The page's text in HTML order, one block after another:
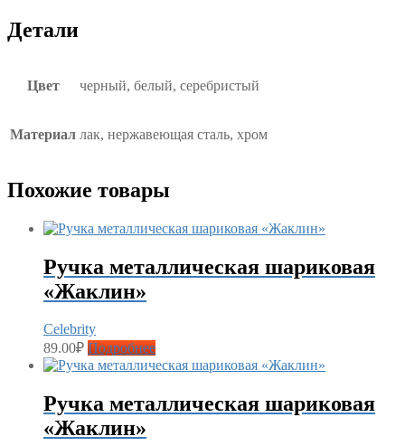
Детали
Цвет черный, белый, серебристый
Материал лак, нержавеющая сталь, хром
Похожие товары
Ручка металлическая шариковая
«Жаклин»
Celebrity
89.00₽ Подробнее
Ручка металлическая шариковая
«Жаклин»